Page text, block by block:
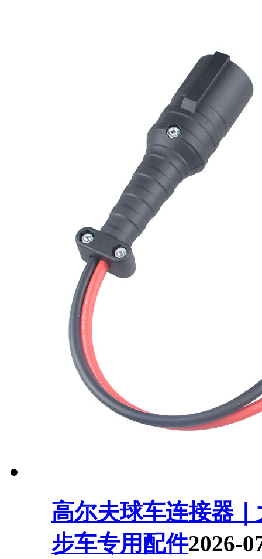
高尔夫球车连接器
步车专用配件2026-